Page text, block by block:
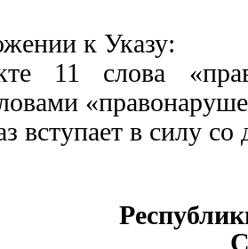
к Указу:
11 слова
вступает в силу